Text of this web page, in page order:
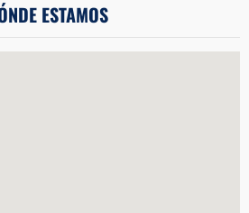
ESTAMOS